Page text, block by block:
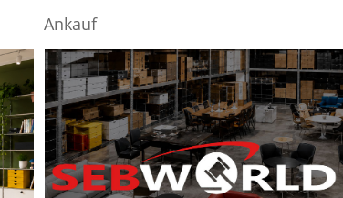
Ankauf